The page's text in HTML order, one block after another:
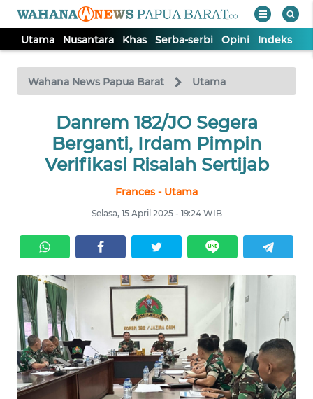
Utama Nusantara Khas Serba-serbi Opini Indeks
Wahana News Papua Barat Utama
Danrem 182/JO Segera
Berganti, Irdam Pimpin
Verifikasi Risalah Sertijab
Frances - Utama
Selasa, 15 April 2025 - 19:24 WIB
TV
Tutup
NUSANTARA
SERBA-
SERBI
OPINI
Informasi
INDEKS
BERITA